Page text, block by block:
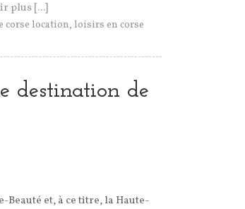
plus [...]
corse location, loisirs en corse
destination de
et, à ce titre, la Haute-